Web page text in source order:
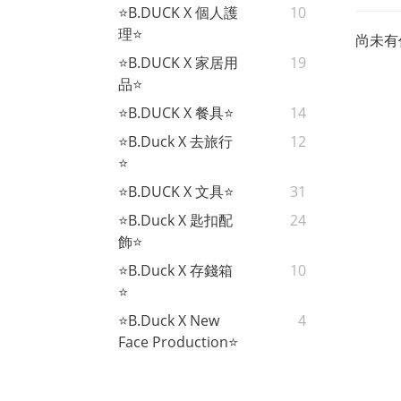
⭐B.DUCK X 個人護
理⭐
10
⭐B.DUCK X 家居用
品⭐
19
⭐B.DUCK X 餐具⭐
14
⭐B.Duck X 去旅行
⭐
12
⭐B.DUCK X 文具⭐
31
⭐B.Duck X 匙扣配
飾⭐
24
⭐B.Duck X 存錢箱
⭐
10
⭐B.Duck X New
Face Production⭐
4
尚未